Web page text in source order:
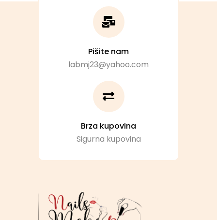
Pišite nam
labmj23@yahoo.com
Brza kupovina
Sigurna kupovina